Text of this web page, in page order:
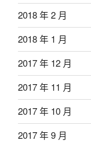
2018 年 2 月
2018 年 1 月
2017 年 12 月
2017 年 11 月
2017 年 10 月
2017 年 9 月